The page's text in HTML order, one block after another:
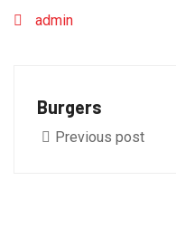
admin
Burgers
Previous post